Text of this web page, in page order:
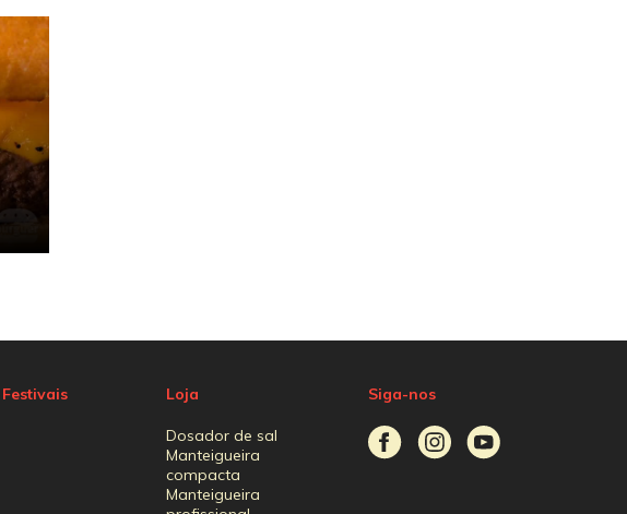
Festivais Loja
Dosador de sal
Manteigueira
compacta
Manteigueira
Siga-nos